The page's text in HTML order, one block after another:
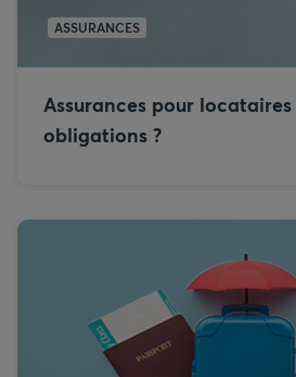
ASSURANCES
Assurances pour
obligations ?